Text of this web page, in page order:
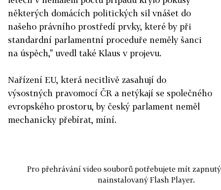
některých domácích politických sil vnášet do
našeho právního prostředí prvky, které by při
standardní parlamentní proceduře neměly šanci
na úspěch," uvedl také Klaus v projevu.
Nařízení EU, která necitlivě zasahují do
výsostných pravomocí ČR a netýkají se společného
evropského prostoru, by český parlament neměl
mechanicky přebírat, míní.
Pro přehrávání video souborů potřebujete mít
nainstalovaný Flash Player.